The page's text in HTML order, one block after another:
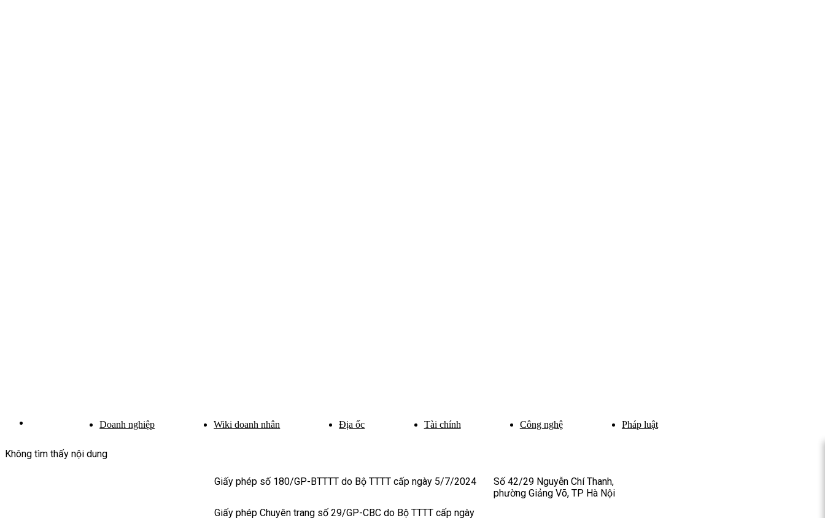
Doanh nghiệp Wiki doanh nhân Địa ốc Tài chính Công nghệ Pháp luật
Không tìm thấy nội dung
Giấy phép số 180/GP-BTTTT do Bộ TTTT cấp ngày 5/7/2024
Giấy phép Chuyên trang số 29/GP-CBC do Bộ TTTT cấp ngày
Số 42/29 Nguyễn Chí Thanh,
phường Giảng Võ, TP Hà Nội